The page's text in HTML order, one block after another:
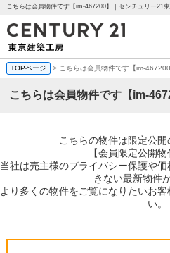
こちらは会員物件です【im-467200】｜センチュリー21
TOPページ > こちらは会員物件です【im-467200
こちらは会員物件です【im-
こちらの物件は限定公開
【会員限定公開物
当社は売主様のプライバシー保護や
きない最新物件
より多くの物件をご覧になりたいお
い。